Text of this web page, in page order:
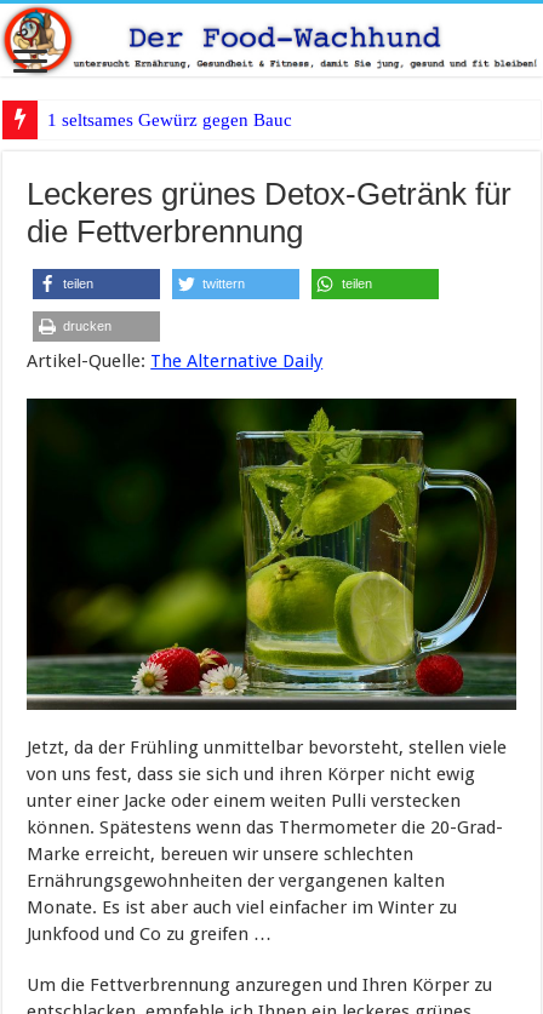
1 seltsames Gewürz gegen Bauchfett?
Leckeres grünes Detox-Getränk für
die Fettverbrennung
teilen twittern teilen
drucken
Artikel-Quelle: The Alternative Daily
Jetzt, da der Frühling unmittelbar bevorsteht, stellen viele
von uns fest, dass sie sich und ihren Körper nicht ewig
unter einer Jacke oder einem weiten Pulli verstecken
können. Spätestens wenn das Thermometer die 20-Grad-
Marke erreicht, bereuen wir unsere schlechten
Ernährungsgewohnheiten der vergangenen kalten
Monate. Es ist aber auch viel einfacher im Winter zu
Junkfood und Co zu greifen …
Um die Fettverbrennung anzuregen und Ihren Körper zu